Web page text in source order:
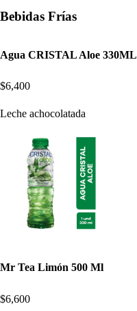
Bebidas Frías
Agua CRISTAL Aloe 330ML
$6,400
Leche achocolatada
Mr Tea Limón 500 Ml
$6,600